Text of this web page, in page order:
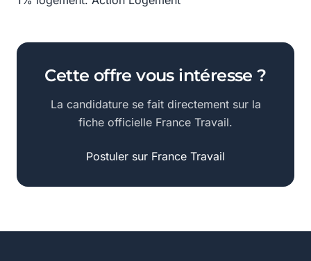
Cette offre vous intéresse ?
La candidature se fait directement sur la
fiche officielle France Travail.
Postuler sur France Travail